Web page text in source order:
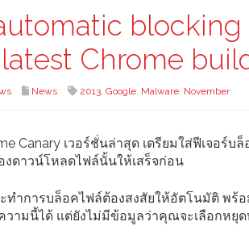
Chrome
News 2013, Google, Malware, November
Canary เวอร์ชั่นล่าสุด เตรียมใส่ฟีเจอร์
งดาวน์โหลดไฟล์นั้นให้เสร็จก่อน
ทำการบล็อคไฟล์ต้องสงสัยให้อัตโนมัติ พ
ามนี้ได้ แต่ยังไม่มีข้อมูลว่าคุณจะเลือกหยุ